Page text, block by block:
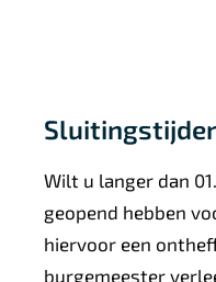
Wilt u langer dan
geopend hebben
hiervoor een
burgemeester